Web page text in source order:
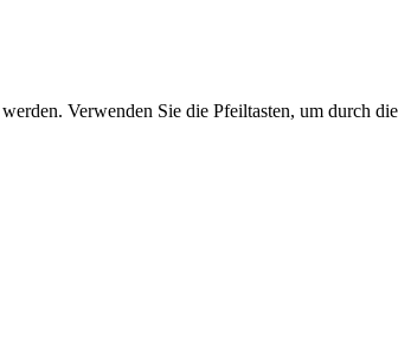
Verwenden Sie die Pfeiltasten, um durch